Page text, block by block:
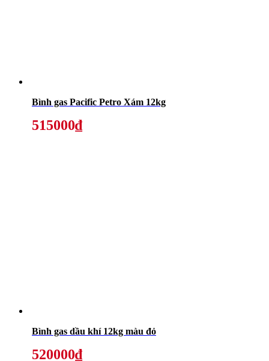
Bình gas Pacific Petro Xám 12kg
515000₫
Bình gas dầu khí 12kg màu đỏ
520000₫